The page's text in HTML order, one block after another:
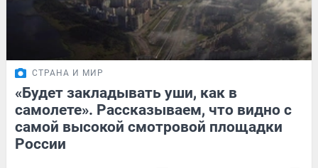
СТРАНА И МИР
«Будет закладывать уши, как в
самолете». Рассказываем, что видно с
самой высокой смотровой площадки
России